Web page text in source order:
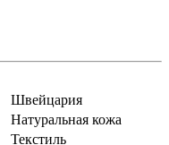
Швейцария
Натуральная кожа
Текстиль